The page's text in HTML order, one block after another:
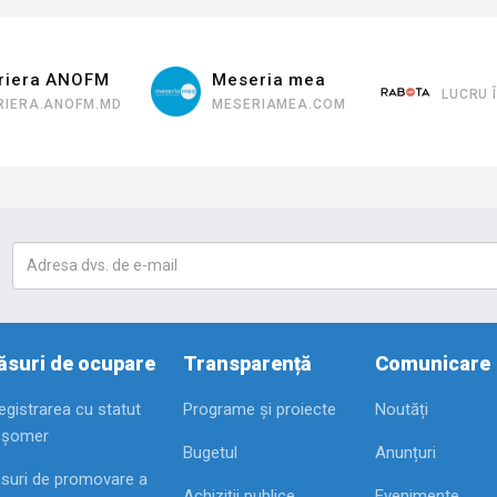
ANOFM Meseria mea
MESERIAMEA.COM
LUCRU
de ocupare
cu statut
de promovare a
Transparență
Programe și proiecte
Bugetul
Comunicare
Noutăți
Anunțuri